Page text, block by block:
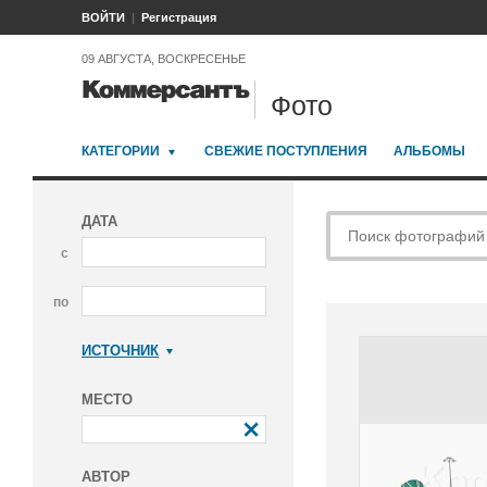
ВОЙТИ Регистрация
09 АВГУСТА, ВОСКРЕСЕНЬЕ
Фото
КАТЕГОРИИ СВЕЖИЕ ПОСТУПЛЕНИЯ АЛЬБОМЫ
ДАТА
с
по
ИСТОЧНИК
МЕСТО
АВТОР